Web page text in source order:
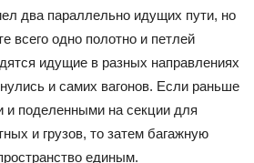
два параллельно идущих пути, но
всего одно полотно и петлей
идущие в разных направлениях
и самих вагонов. Если раньше
поделенными на секции для
и грузов, то затем багажную
единым.